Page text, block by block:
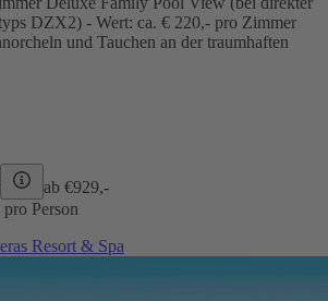
DZX2) - Wert: ca. € 220,- pro Zimmer
und Tauchen an der traumhaften
ab €929,-
pro Person
Resort & Spa